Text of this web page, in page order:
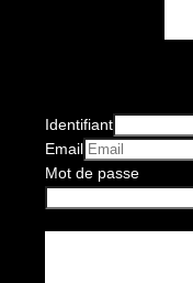
Identifiant
Email
Mot de passe